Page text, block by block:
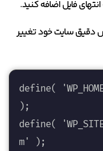
فایل اضافه کنید.
دقیق سایت خود تغییر
define(
);
define(